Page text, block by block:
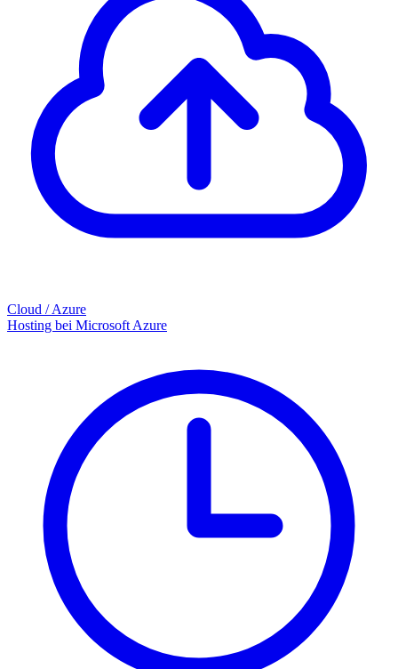
Cloud / Azure
Hosting bei Microsoft Azure